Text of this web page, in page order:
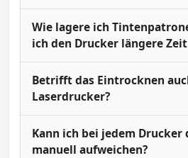
Wie lagere ich
ich den Drucker längere
Betrifft das Eintrocknen
Laserdrucker?
Kann ich bei jedem Drucker
manuell aufweichen?